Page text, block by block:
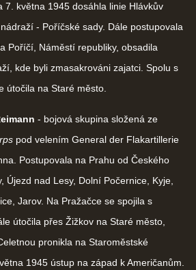
7. května 1945 dosáhla linie Hlávkův
- Poříčské sady. Dále postupovala
Poříčí, Náměstí republiky, obsadila
kde byli zmasakrováni zajatci. Spolu s
útočila na Staré město.
- bojová skupina složená ze
pod velením General der Flakartillerie
Postupovala na Prahu od Českého
Újezd nad Lesy, Dolní Počernice, Kyje,
Jarov. Na Pražačce se spojila s
útočila přes Žižkov na Staré město,
pronikla na Staroměstské
1945 ústup na západ k Američanům.